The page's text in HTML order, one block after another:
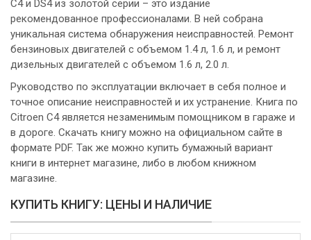
C4 и DS4 из золотой серии – это издание
рекомендованное профессионалами. В ней собрана
уникальная система обнаружения неисправностей. Ремонт
бензиновых двигателей с объемом 1.4 л, 1.6 л, и ремонт
дизельных двигателей с объемом 1.6 л, 2.0 л.
Руководство по эксплуатации включает в себя полное и
точное описание неисправностей и их устранение. Книга по
Citroen C4 является незаменимым помощником в гараже и
в дороге. Скачать книгу можно на официальном сайте в
формате PDF. Так же можно купить бумажный вариант
книги в интернет магазине, либо в любом книжном
магазине.
КУПИТЬ КНИГУ: ЦЕНЫ И НАЛИЧИЕ